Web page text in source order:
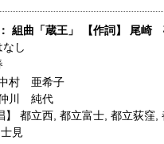
組曲「蔵王」 【作詞】 尾崎
し
村 亜希子
川 純代
】 都立西, 都立富士, 都立荻窪,
見